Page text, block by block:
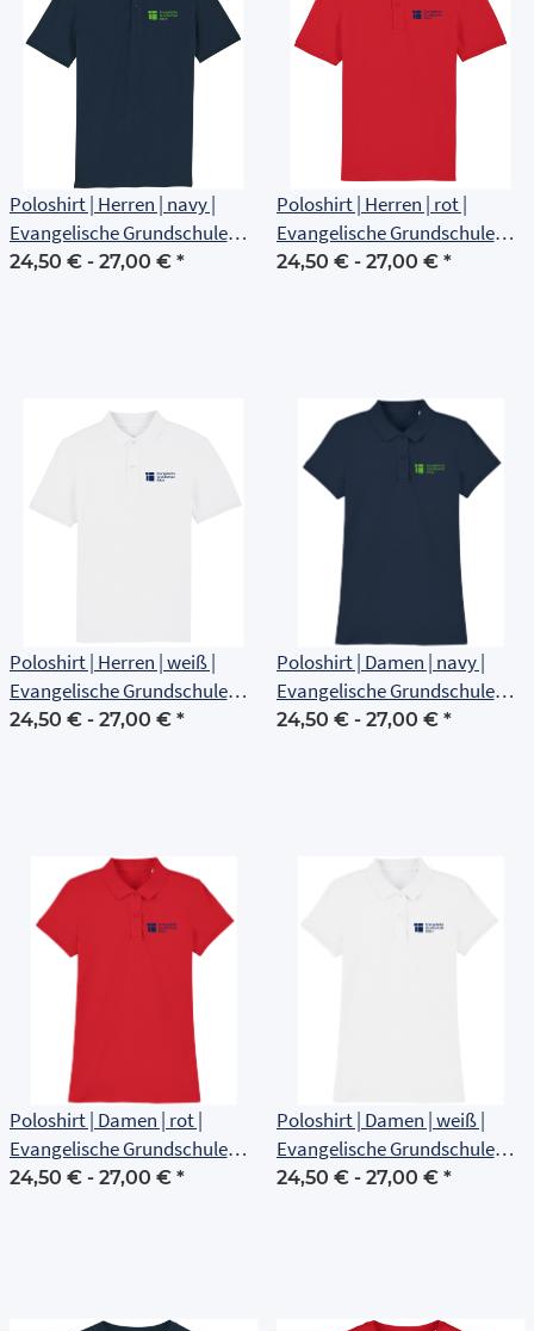
Poloshirt | Herren | navy |
Evangelische Grundschule
Erfurt
24,50 € - 27,00 € *
Poloshirt | Herren | rot |
Evangelische Grundschule
Erfurt
24,50 € - 27,00 € *
Poloshirt | Herren | weiß |
Evangelische Grundschule
Erfurt
24,50 € - 27,00 € *
Poloshirt | Damen | navy |
Evangelische Grundschule
Erfurt
24,50 € - 27,00 € *
Poloshirt | Damen | rot |
Evangelische Grundschule
Erfurt
24,50 € - 27,00 € *
Poloshirt | Damen | weiß |
Evangelische Grundschule
Erfurt
24,50 € - 27,00 € *